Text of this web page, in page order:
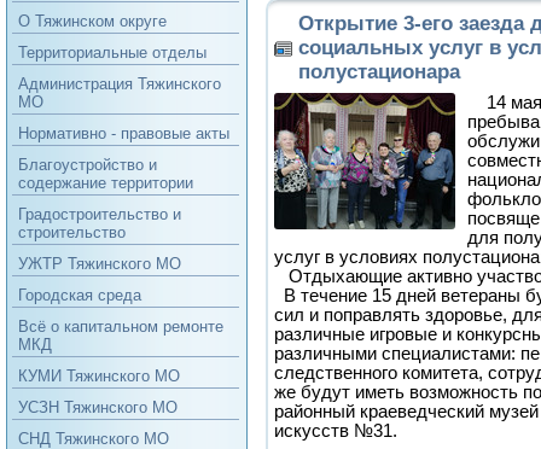
О Тяжинском округе
Территориальные отделы
Администрация Тяжинского
МО
Нормативно - правовые акты
Благоустройство и
содержание территории
Градостроительство и
строительство
УЖТР Тяжинского МО
Городская среда
Всё о капитальном ремонте
МКД
КУМИ Тяжинского МО
УСЗН Тяжинского МО
СНД Тяжинского МО
Открытие 3-его заезда
социальных услуг в
полустационара
14
для
услуг в условиях
Отдыхающие активно
В течение 15 дней ветераны
сил и поправлять здоровье,
различные игровые и
различными специалистами:
следственного комитета,
же будут иметь возможность
районный краеведческий
искусств №31.